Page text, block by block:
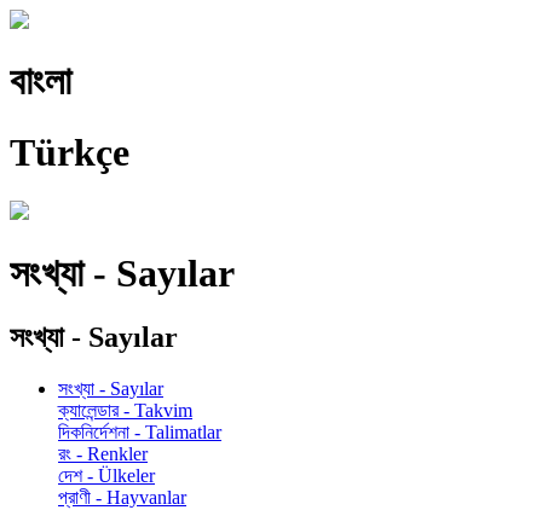
বাংলা
Türkçe
সংখ্যা - Sayılar
সংখ্যা - Sayılar
সংখ্যা - Sayılar
ক্যালেন্ডার - Takvim
দিকনির্দেশনা - Talimatlar
রং - Renkler
দেশ - Ülkeler
প্রাণী - Hayvanlar